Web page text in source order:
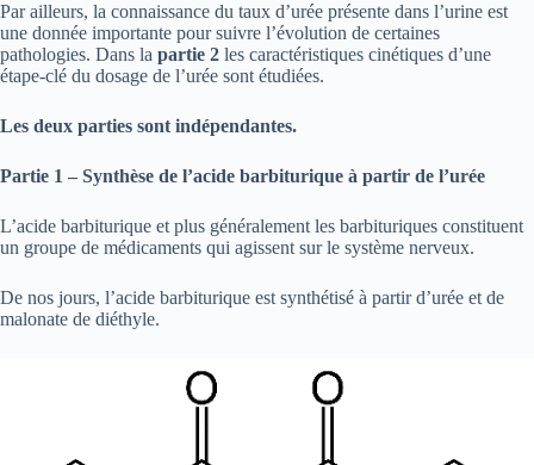
Par ailleurs, la connaissance du taux d’urée présente dans l’urine est
une donnée importante pour suivre l’évolution de certaines
pathologies. Dans la partie 2 les caractéristiques cinétiques d’une
étape-clé du dosage de l’urée sont étudiées.
Les deux parties sont indépendantes.
Partie 1 – Synthèse de l’acide barbiturique à partir de l’urée
L’acide barbiturique et plus généralement les barbituriques constituent
un groupe de médicaments qui agissent sur le système nerveux.
De nos jours, l’acide barbiturique est synthétisé à partir d’urée et de
malonate de diéthyle.